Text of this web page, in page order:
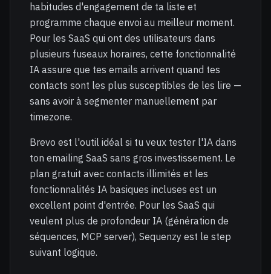
habitudes d'engagement de ta liste et
programme chaque envoi au meilleur moment.
Pour les SaaS qui ont des utilisateurs dans
plusieurs fuseaux horaires, cette fonctionnalité
IA assure que tes emails arrivent quand tes
contacts sont les plus susceptibles de les lire —
sans avoir à segmenter manuellement par
timezone.
Brevo est l'outil idéal si tu veux tester l'IA dans
ton emailing SaaS sans gros investissement. Le
plan gratuit avec contacts illimités et les
fonctionnalités IA basiques incluses est un
excellent point d'entrée. Pour les SaaS qui
veulent plus de profondeur IA (génération de
séquences, MCP server), Sequenzy est le step
suivant logique.